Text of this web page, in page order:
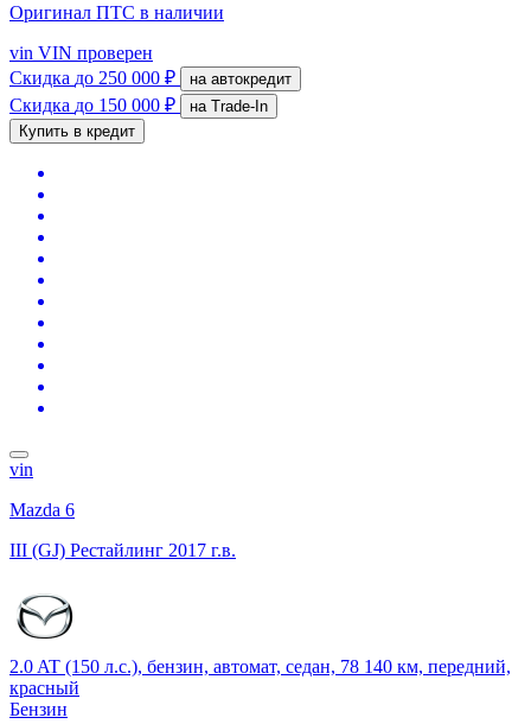
Оригинал ПТС в наличии
vin VIN проверен
Скидка до 250 000 ₽ на автокредит
Скидка до 150 000 ₽
на Trade-In
Купить в кредит
vin
Mazda 6
III (GJ) Рестайлинг 2017 г.в.
2.0 AT (150 л.с.), бензин, автомат, седан, 78 140 км, передний,
красный
Бензин